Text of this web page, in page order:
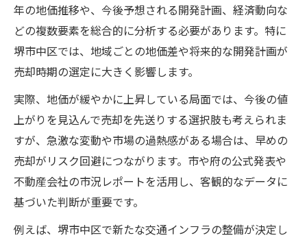
年の地価推移や、今後予想される開発計画、経済動向な
どの複数要素を総合的に分析する必要があります。特に
堺市中区では、地域ごとの地価差や将来的な開発計画が
売却時期の選定に大きく影響します。
実際、地価が緩やかに上昇している局面では、今後の値
上がりを見込んで売却を先送りする選択肢も考えられま
すが、急激な変動や市場の過熱感がある場合は、早めの
売却がリスク回避につながります。市や府の公式発表や
不動産会社の市況レポートを活用し、客観的なデータに
基づいた判断が重要です。
例えば、堺市中区で新たな交通インフラの整備が決定し